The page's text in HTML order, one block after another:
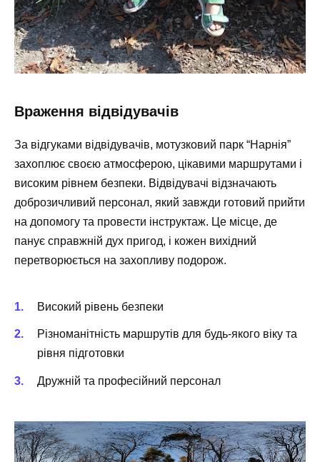
Враження відвідувачів
За відгуками відвідувачів, мотузковий парк “Нарнія”
захоплює своєю атмосферою, цікавими маршрутами і
високим рівнем безпеки. Відвідувачі відзначають
доброзичливий персонал, який завжди готовий прийти
на допомогу та провести інструктаж. Це місце, де
панує справжній дух пригод, і кожен вихідний
перетворюється на захопливу подорож.
Високий рівень безпеки
Різноманітність маршрутів для будь-якого віку та
рівня підготовки
Дружній та професійний персонал